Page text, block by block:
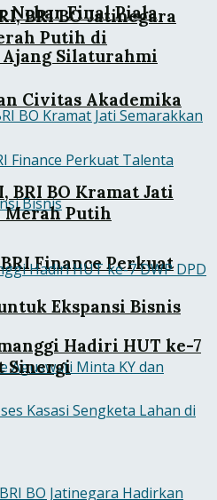
Nobar Final Piala
Ajang Silaturahmi
Civitas Akademika
Finance Perkuat
Ekspansi Bisnis
BRI BO Jatinegara
Putih di
BRI BO Kramat Jati
Merah Putih
Hadiri HUT ke-7
Sinergi